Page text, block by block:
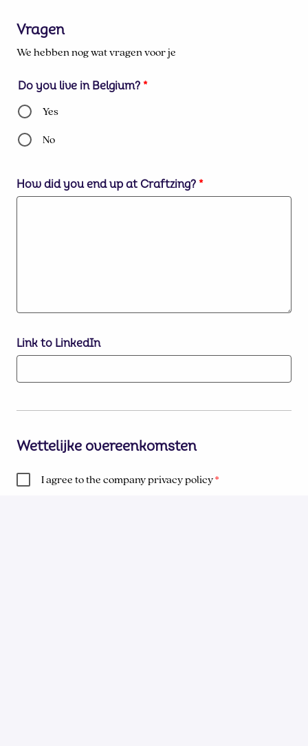
Vragen
We hebben nog wat vragen voor je
Do you live in Belgium? *
Yes
No
How did you end up at Craftzing? *
Link to LinkedIn
Wettelijke overeenkomsten
I agree to the company privacy policy